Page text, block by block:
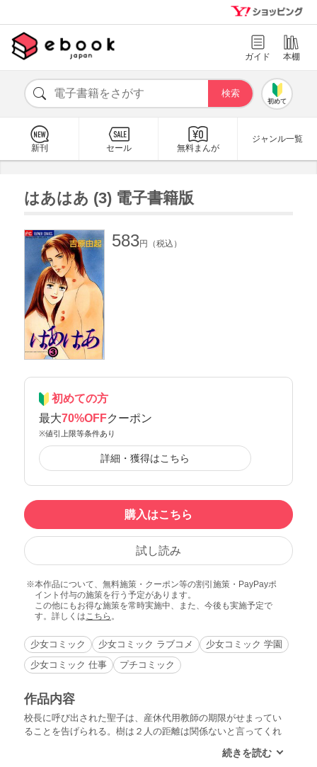
ガイド 本棚
初めて
新刊 セール 無料まんが
ジャンル一覧
はあはあ (3) 電子書籍版
583円（税込）
初めての方
最大70%OFFクーポン
※値引上限等条件あり
詳細・獲得はこちら
購入はこちら
試し読み
本作品について、無料施策・クーポン等の割引施策・PayPayポ
イント付与の施策を行う予定があります。
この他にもお得な施策を常時実施中、また、今後も実施予定で
す。詳しくはこちら 。
少女コミック 少女コミック ラブコメ
少女コミック 学園
少女コミック 仕事
プチコミック
作品内容
校長に呼び出された聖子は、産休代用教師の期限がせまってい
ることを告げられる。樹は２人の距離は関係ないと言ってくれ
似遠距離恋愛をすると言い出す。そんな時樹がシンポジウムの